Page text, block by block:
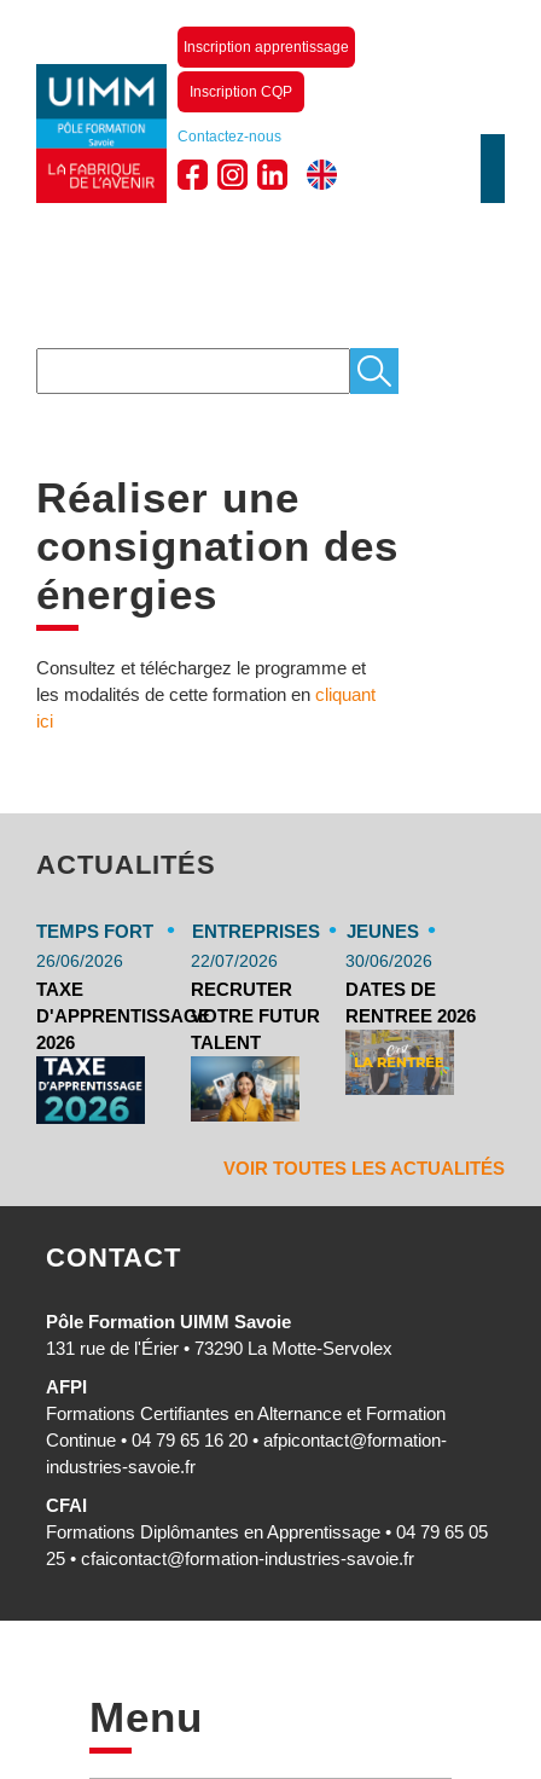
Inscription apprentissage
Inscription CQP
Contactez-nous
Réaliser une
consignation des
énergies
Consultez et téléchargez le programme et
les modalités de cette formation en cliquant
ici
ACTUALITÉS
TEMPS FORT •
26/06/2026
TAXE
D'APPRENTISSAGE
2026
ENTREPRISES •
22/07/2026
RECRUTER
VOTRE FUTUR
TALENT
JEUNES •
30/06/2026
DATES DE
RENTREE 2026
VOIR TOUTES LES ACTUALITÉS
CONTACT
Pôle Formation UIMM Savoie
131 rue de l'Érier • 73290 La Motte-Servolex
AFPI
Formations Certifiantes en Alternance et Formation
Continue • 04 79 65 16 20 • afpicontact@formation-
industries-savoie.fr
CFAI
Formations Diplômantes en Apprentissage • 04 79 65 05
25 • cfaicontact@formation-industries-savoie.fr
Menu